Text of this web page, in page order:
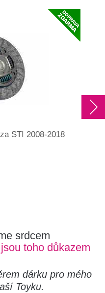
STI 2008-2018
srdcem
toho důkazem
dárku pro mého
Toyku.